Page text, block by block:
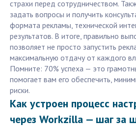
страхи перед сотрудничеством.
задать вопросы и получить
формата рекламы, технической
результатов. В итоге, правильно
позволяет не просто запустить
максимальную отдачу от каждого
Помните: 70% успеха — это
помогает вам его обеспечить,
риски.
Как устроен процесс
через Workzilla — шаг за